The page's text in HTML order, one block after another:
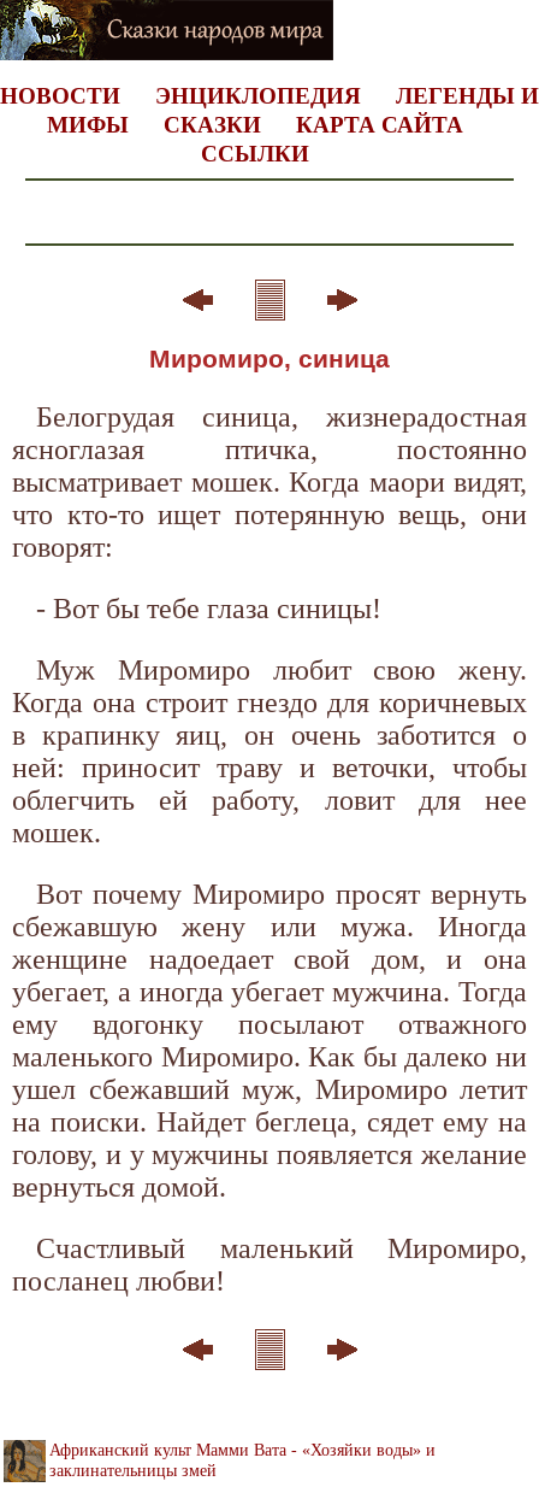
НОВОСТИ ЭНЦИКЛОПЕДИЯ
ЛЕГЕНДЫ И
МИФЫ
СКАЗКИ
КАРТА САЙТА
ССЫЛКИ
Миромиро, синица
Белогрудая синица, жизнерадостная
ясноглазая птичка, постоянно
высматривает мошек. Когда маори видят,
что кто-то ищет потерянную вещь, они
говорят:
- Вот бы тебе глаза синицы!
Муж Миромиро любит свою жену.
Когда она строит гнездо для коричневых
в крапинку яиц, он очень заботится о
ней: приносит траву и веточки, чтобы
облегчить ей работу, ловит для нее
мошек.
Вот почему Миромиро просят вернуть
сбежавшую жену или мужа. Иногда
женщине надоедает свой дом, и она
убегает, а иногда убегает мужчина. Тогда
ему вдогонку посылают отважного
маленького Миромиро. Как бы далеко ни
ушел сбежавший муж, Миромиро летит
на поиски. Найдет беглеца, сядет ему на
голову, и у мужчины появляется желание
вернуться домой.
Счастливый маленький Миромиро,
посланец любви!
Африканский культ Мамми Вата - «Хозяйки воды» и
заклинательницы змей